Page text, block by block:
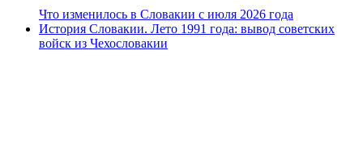
Что изменилось в Словакии с июля 2026 года
История Словакии. Лето 1991 года: вывод советских
войск из Чехословакии